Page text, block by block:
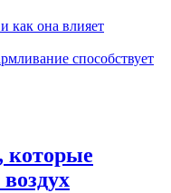
как она влияет
способствует
которые